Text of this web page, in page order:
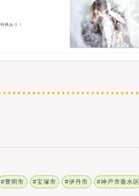
典あり！
#豊岡市 #宝塚市 #伊丹市 #神戸市垂水区